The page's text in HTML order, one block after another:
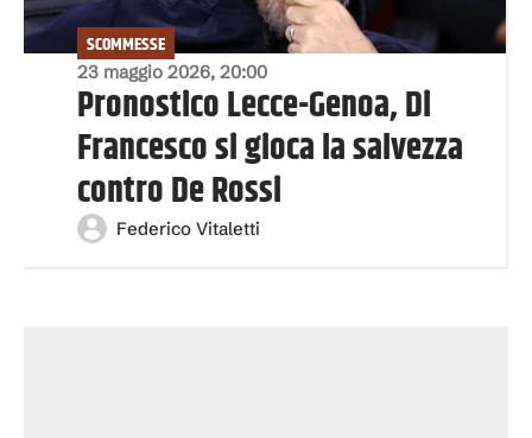
23 maggio 2026, 20:00
SCOMMESSE
Pronostico Lecce-Genoa, Di
Francesco si gioca la salvezza
contro De Rossi
Federico Vitaletti